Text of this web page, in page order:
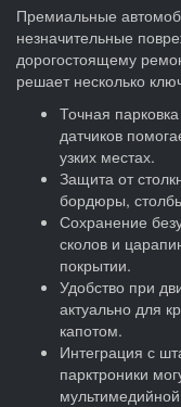
Премиальные
незначительные
дорогостоящему
решает несколько
Точная
датчиков
узких местах.
Защита от
бордюры,
Сохранение
сколов и
покрытии.
Удобство при
актуально для
капотом.
Интеграция с
парктроники